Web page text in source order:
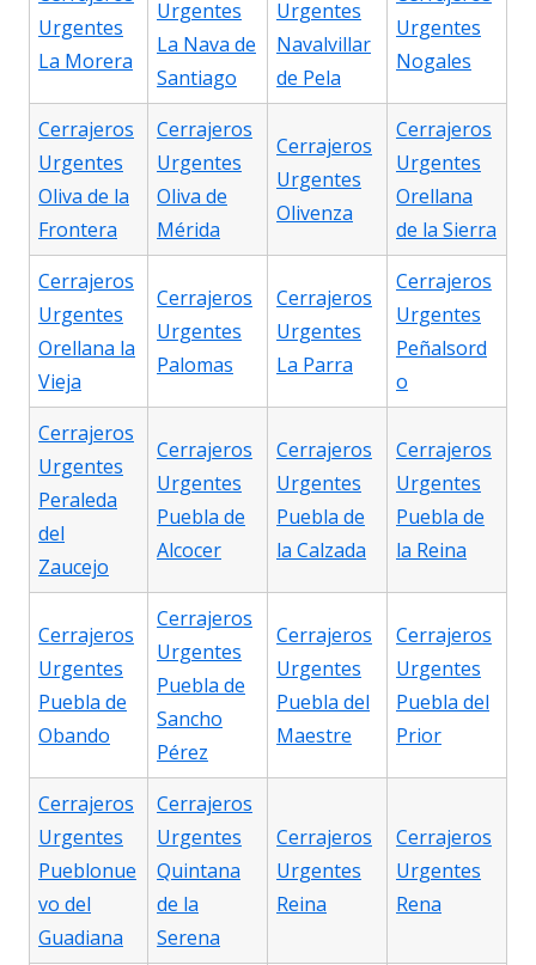
Urgentes
La Morera
Urgentes
La Nava de
Santiago
Urgentes
Navalvillar
de Pela
Urgentes
Nogales
Cerrajeros
Urgentes
Oliva de la
Frontera
Cerrajeros
Urgentes
Oliva de
Mérida
Cerrajeros
Urgentes
Olivenza
Cerrajeros
Urgentes
Orellana
de la Sierra
Cerrajeros
Urgentes
Orellana la
Vieja
Cerrajeros
Urgentes
Palomas
Cerrajeros
Urgentes
La Parra
Cerrajeros
Urgentes
Peñalsord
o
Cerrajeros
Urgentes
Peraleda
del
Zaucejo
Cerrajeros
Urgentes
Puebla de
Alcocer
Cerrajeros
Urgentes
Puebla de
la Calzada
Cerrajeros
Urgentes
Puebla de
la Reina
Cerrajeros
Urgentes
Puebla de
Obando
Cerrajeros
Urgentes
Puebla de
Sancho
Pérez
Cerrajeros
Urgentes
Puebla del
Maestre
Cerrajeros
Urgentes
Puebla del
Prior
Cerrajeros
Urgentes
Pueblonue
vo del
Guadiana
Cerrajeros
Urgentes
Quintana
de la
Serena
Cerrajeros
Urgentes
Reina
Cerrajeros
Urgentes
Rena